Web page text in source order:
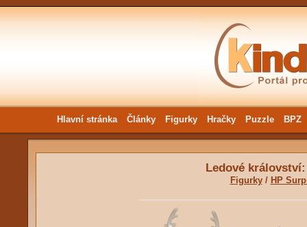
Hlavní stránka Články Figurky Hračky Puzzle BPZ
Ledové
Figurky/ HP